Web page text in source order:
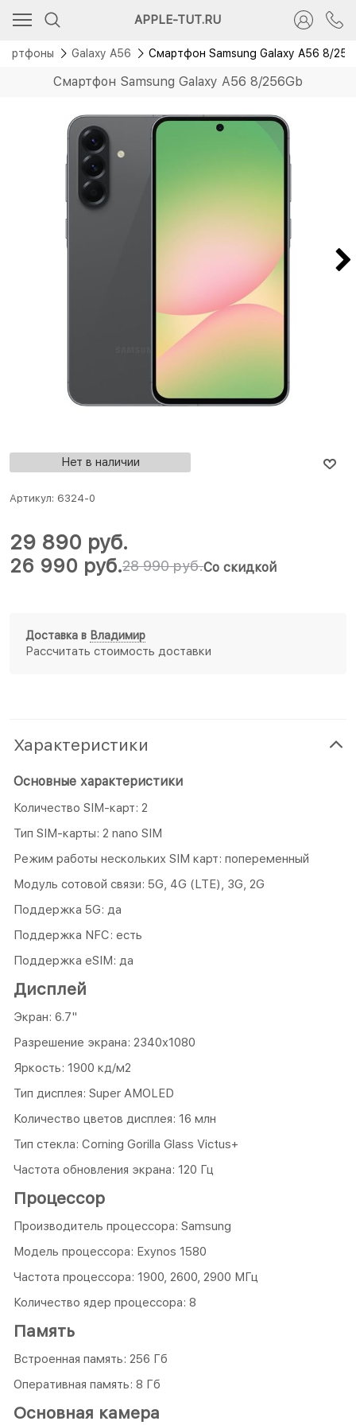
APPLE-TUT.RU
Galaxy A56 Смартфон Samsung Galaxy A56 8/
Смартфон Samsung Galaxy A56 8/256Gb
Скидка 2 000 руб.
Новинка
Нет в наличии
Артикул: 6324-0
28 990 руб.
26 990 руб. Со скидкой
29 890 руб.
Доставка в Владимир
Рассчитать стоимость доставки
Характеристики
Основные характеристики
Количество SIM-карт: 2
Тип SIM-карты: 2 nano SIM
Режим работы нескольких SIM карт: попеременный
Модуль сотовой связи: 5G, 4G (LTE), 3G, 2G
Поддержка 5G: да
Поддержка NFC: есть
Поддержка eSIM: да
Дисплей
Экран: 6.7"
Разрешение экрана: 2340x1080
Яркость: 1900 кд/м2
Тип дисплея: Super AMOLED
Количество цветов дисплея: 16 млн
Тип стекла: Corning Gorilla Glass Victus+
Частота обновления экрана: 120 Гц
Процессор
Производитель процессора: Samsung
Модель процессора: Exynos 1580
Частота процессора: 1900, 2600, 2900 МГц
Количество ядер процессора: 8
Память
Встроенная память: 256 Гб
Оперативная память: 8 Гб
Основная камера